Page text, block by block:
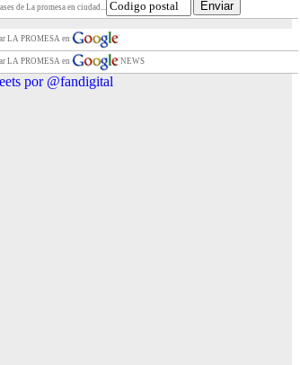
de La promesa en ciudad...
LA PROMESA en
LA PROMESA en NEWS
por @fandigital